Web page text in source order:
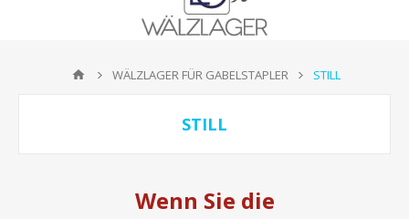
WÄLZLAGER FÜR GABELSTAPLER STILL
STILL
Wenn Sie die